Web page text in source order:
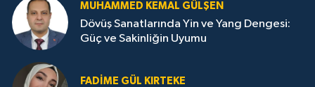
MUHAMMED KEMAL GÜLŞEN
Dövüş Sanatlarında Yin ve Yang Dengesi:
Güç ve Sakinliğin Uyumu
FADIME GÜL KIRTEKE